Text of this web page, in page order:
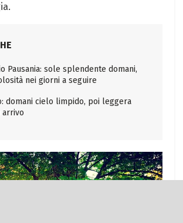
Pausania: sole splendente domani,
nei giorni a seguire
domani cielo limpido, poi leggera
arrivo